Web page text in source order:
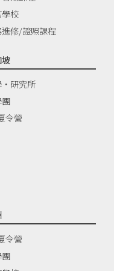
校
修/證照課程
‧研究所
令營
令營